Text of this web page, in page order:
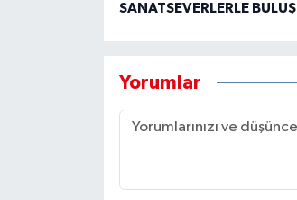
SANATSEVERLERLE
Yorumlar